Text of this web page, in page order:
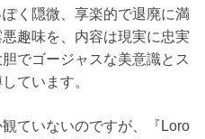
く隠微、享楽的で退廃に満
趣味を、内容は現実に忠実
でゴージャスな美意識とス
ています。
ていないのですが、『Loro